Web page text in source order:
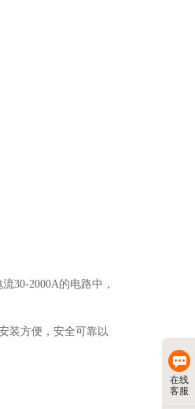
在线
客服
流30-2000A的电路中，
装方便，安全可靠以